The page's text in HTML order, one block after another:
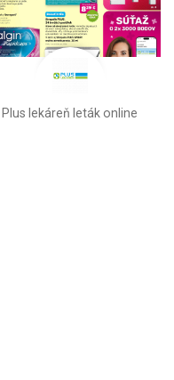
Plus lekáreň leták online